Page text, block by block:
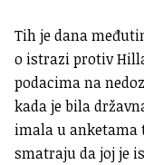
Tih je dana
o istrazi protiv
podacima na
kada je bila
imala u
smatraju da joj je